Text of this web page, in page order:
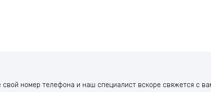
свой номер телефона и наш специалист вскоре свяжется с